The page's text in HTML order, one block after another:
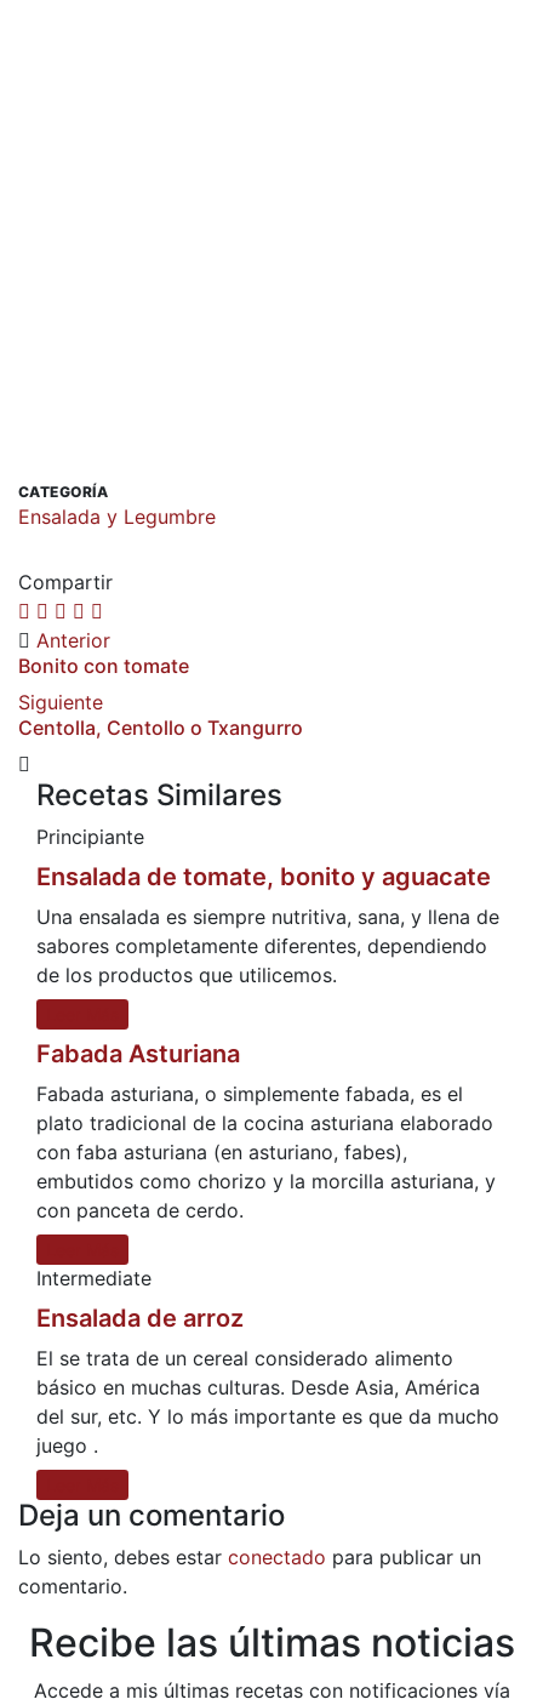
CATEGORÍA
Ensalada y Legumbre
Compartir
Anterior
Bonito con tomate
Siguiente
Centolla, Centollo o Txangurro
Recetas Similares
Principiante
Ensalada de tomate, bonito y aguacate
Una ensalada es siempre nutritiva, sana, y llena de
sabores completamente diferentes, dependiendo
de los productos que utilicemos.
Fabada Asturiana
Fabada asturiana, o simplemente fabada, es el
plato tradicional de la cocina asturiana elaborado
con faba asturiana (en asturiano, fabes),
embutidos como chorizo y la morcilla asturiana, y
con panceta de cerdo.
Intermediate
Ensalada de arroz
El se trata de un cereal considerado alimento
básico en muchas culturas. Desde Asia, América
del sur, etc. Y lo más importante es que da mucho
juego .
Deja un comentario
Lo siento, debes estar conectado para publicar un
comentario.
Recibe las últimas noticias
Accede a mis últimas recetas con notificaciones vía